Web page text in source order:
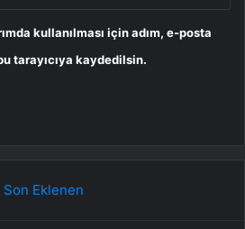
kullanılması için adım, e-posta
tarayıcıya kaydedilsin.
Son Eklenen